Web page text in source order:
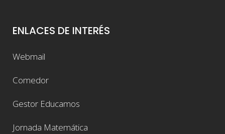
ENLACES DE INTERÉS
Webmail
Comedor
Gestor Educamos
Jornada Matemática